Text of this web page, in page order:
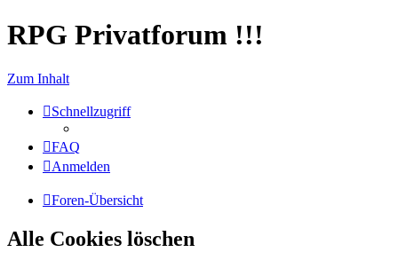
RPG Privatforum !!!
Zum Inhalt
Schnellzugriff
FAQ
Anmelden
Foren-Übersicht
Alle Cookies löschen